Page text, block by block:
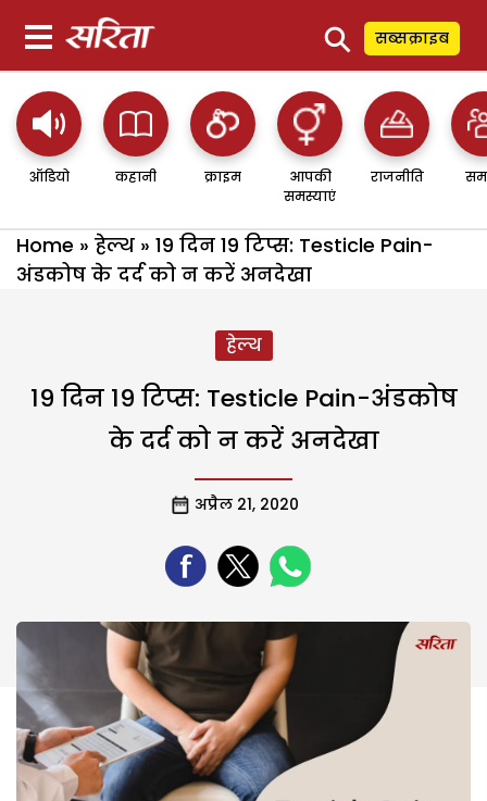
⚲ सब्सक्राइब
ऑडियो कहानी क्राइम
आपकी
समस्याएं
राजनीति
Home » हेल्थ » 19 दिन 19 टिप्स: Testicle Pain-
अंडकोष के दर्द को न करें अनदेखा
हेल्थ
19 दिन 19 टिप्स: Testicle Pain-अंडकोष
के दर्द को न करें अनदेखा
अप्रैल 21, 2020